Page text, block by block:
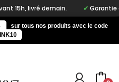
15h, livré demain. Garantie à
sur tous nos produits avec le code
INK10